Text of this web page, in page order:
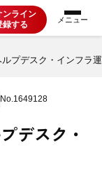
ンライン
録する
ルプデスク・インフラ
No.1649128
デスク・